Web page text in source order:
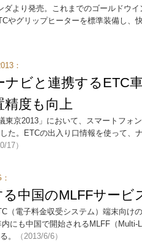
ダより発売。これまでのゴールドウ
やグリップヒーターを標準装備し、
：
ナビと連携するETC
精度も向上
東京2013」において、スマートフォ
た。ETCの出入り口情報を使って、
17）
る中国のMLFFサービ
（電子料金収受システム）端末向け
にも中国で開始されるMLFF（Multi-
。
（2013/6/6）